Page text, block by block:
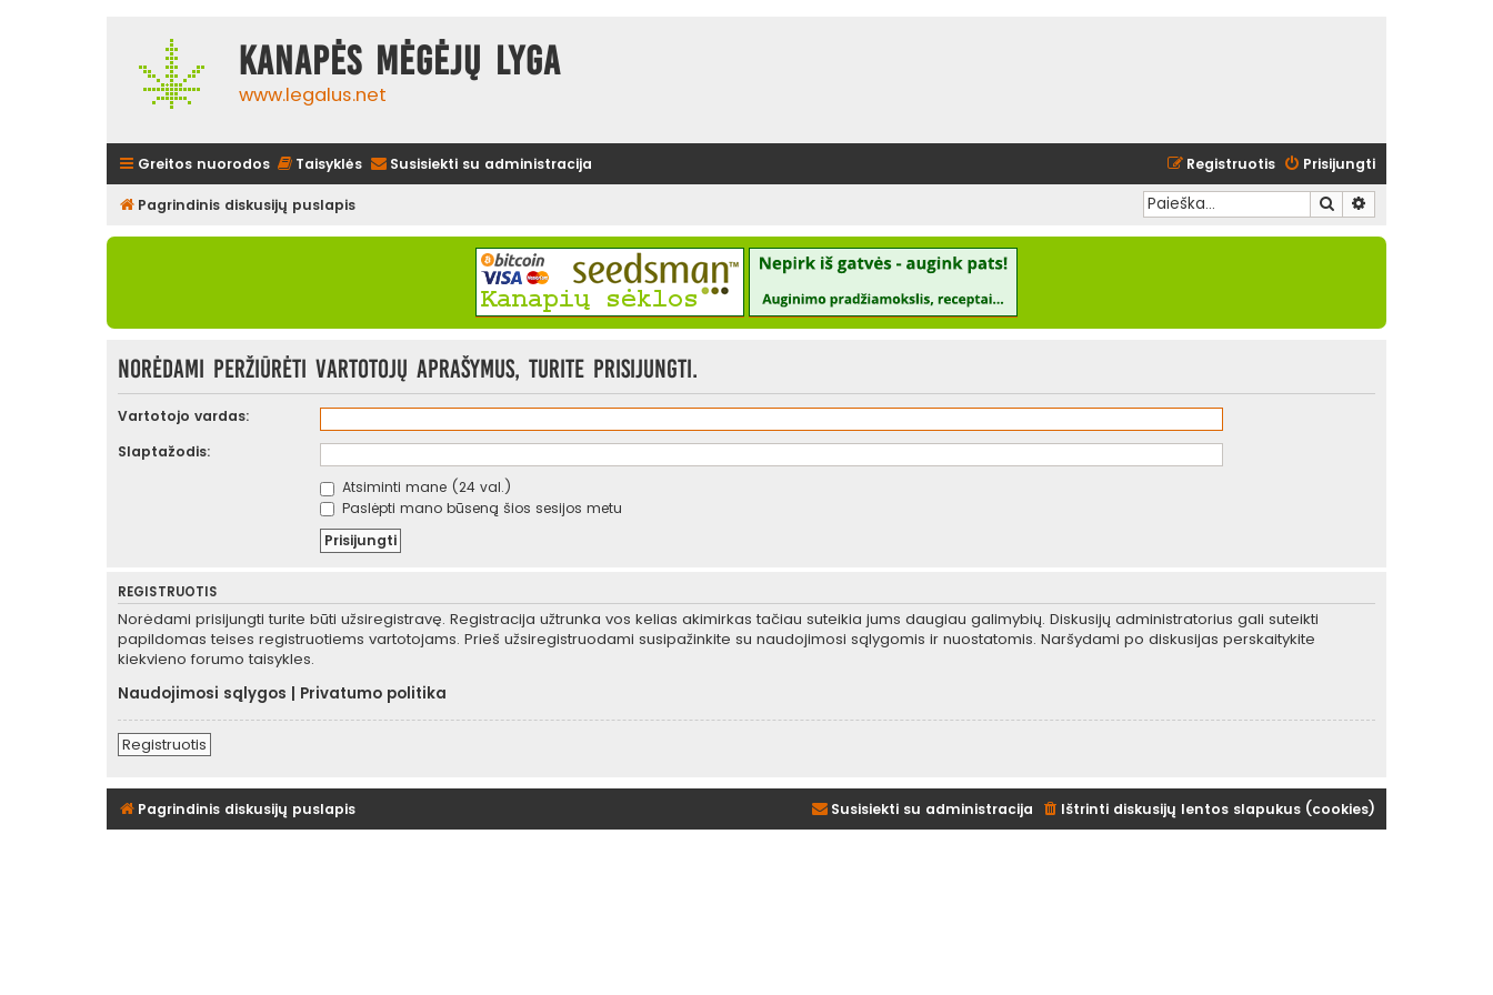
Kanapės mėgėjų lyga
www.legalus.net
Greitos nuorodos Taisyklės Susisiekti su administracija Prisijungti
Registruotis
Pagrindinis diskusijų puslapis Ieškoti
Norėdami peržiūrėti vartotojų aprašymus, turite prisijungti.
Vartotojo vardas:
Slaptažodis:
Atsiminti mane (24 val.)
Paslėpti mano būseną šios sesijos metu
REGISTRUOTIS
Norėdami prisijungti turite būti užsiregistravę. Registracija užtrunka vos kelias akimirkas tačiau suteikia jums daugiau galimybių. Diskusijų administratorius gali suteikti
papildomas teises registruotiems vartotojams. Prieš užsiregistruodami susipažinkite su naudojimosi sąlygomis ir nuostatomis. Naršydami po diskusijas perskaitykite
kiekvieno forumo taisykles.
Naudojimosi sąlygos
Privatumo politika
Registruotis
Pagrindinis diskusijų puslapis Ištrinti diskusijų lentos slapukus (cookies)
Susisiekti su administracija